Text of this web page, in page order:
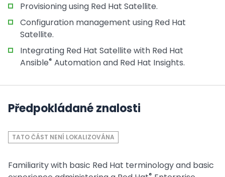
Provisioning using Red Hat Satellite.
Configuration management using Red Hat
Satellite.
Integrating Red Hat Satellite with Red Hat
Ansible® Automation and Red Hat Insights.
Předpokládané znalosti
TATO ČÁST NENÍ LOKALIZOVÁNA
Familiarity with basic Red Hat terminology and basic
®